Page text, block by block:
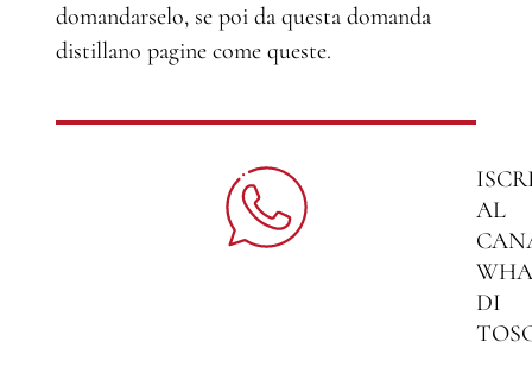
domandarselo, se poi da questa domanda
distillano pagine come queste.
AL
DI